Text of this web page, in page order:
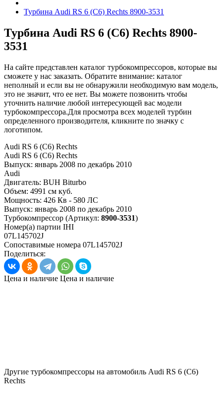
Турбина Audi RS 6 (C6) Rechts 8900-3531
Турбина Audi RS 6 (C6) Rechts 8900-
3531
На сайте представлен каталог турбокомпрессоров, которые вы
сможете у нас заказать. Обратите внимание: каталог
неполный и если вы не обнаружили необходимую вам модель,
это не значит, что ее нет. Вы можете позвонить чтобы
уточнить наличие любой интересующей вас модели
турбокомпрессора.Для просмотра всех моделей турбин
определенного производителя, кликните по значку с
логотипом.
Audi RS 6 (C6) Rechts
Audi RS 6 (C6) Rechts
Выпуск: январь 2008 по декабрь 2010
Audi
Двигатель: BUH Biturbo
Объем: 4991 см куб.
Мощность: 426 Кв - 580 ЛС
Выпуск: январь 2008 по декабрь 2010
Турбокомпрессор (Артикул: 8900-3531)
Номер(а) партии IHI
07L145702J
Сопоставимые номера 07L145702J
Поделиться:
Цена и наличие Цена и наличие
Другие турбокомпрессоры на автомобиль Audi RS 6 (C6)
Rechts